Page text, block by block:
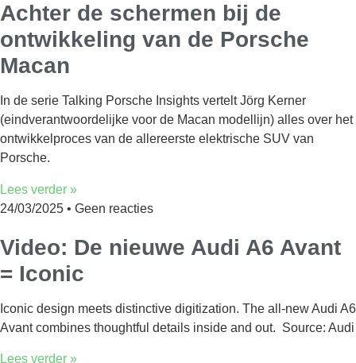
Achter de schermen bij de
ontwikkeling van de Porsche
Macan
In de serie Talking Porsche Insights vertelt Jörg Kerner
(eindverantwoordelijke voor de Macan modellijn) alles over het
ontwikkelproces van de allereerste elektrische SUV van
Porsche.
Lees verder »
24/03/2025
Geen reacties
Video: De nieuwe Audi A6 Avant
= Iconic
Iconic design meets distinctive digitization. The all-new Audi A6
Avant combines thoughtful details inside and out. ​ Source: Audi
Lees verder »